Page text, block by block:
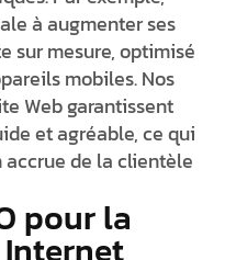
à augmenter ses
sur mesure, optimisé
mobiles. Nos
Web garantissent
et agréable, ce qui
de la clientèle
pour la